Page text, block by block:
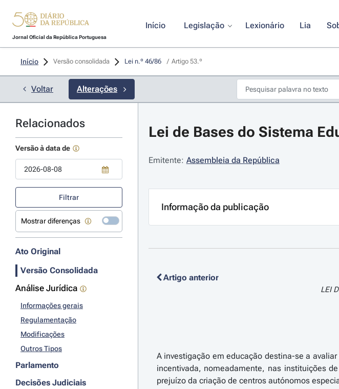
Jornal Oficial da República Portuguesa
Início Legislação Lexionário Lia
Início Versão consolidada Lei n.º 46/86 / Artigo 53.º
Voltar Alterações
Relacionados
Versão à data de
Filtrar
Mostrar diferenças
Ato Original
Versão Consolidada
Análise Jurídica
Informações gerais
Regulamentação
Modificações
Outros Tipos
Parlamento
Decisões Judiciais
Lei de Bases do Sistema
Emitente: Assembleia da República
Informação da publicação
Artigo anterior
LEI
A investigação em educação destina-se a
incentivada, nomeadamente, nas instituições
prejuízo da criação de centros autónomos